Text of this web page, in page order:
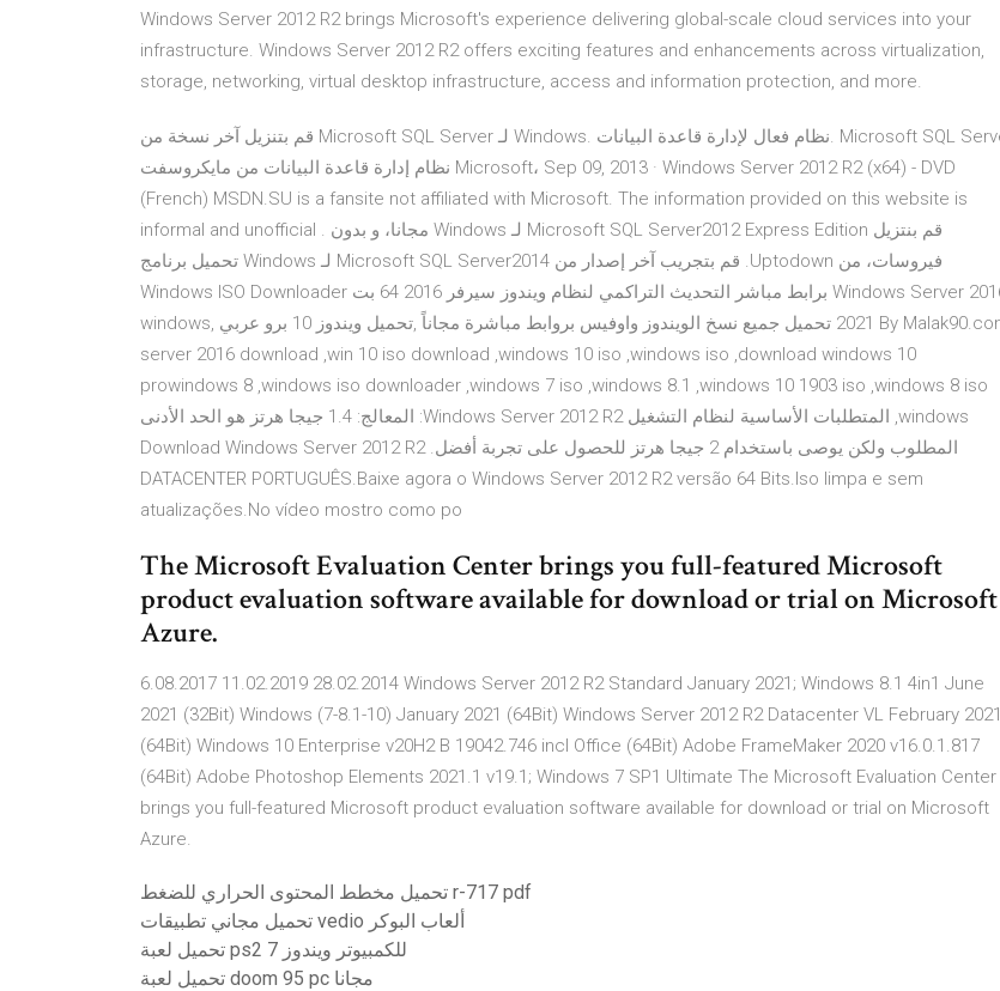
Windows Server 2012 R2 brings Microsoft's experience delivering global-scale cloud services into your
infrastructure. Windows Server 2012 R2 offers exciting features and enhancements across virtualization,
storage, networking, virtual desktop infrastructure, access and information protection, and more.
قم بتنزيل آخر نسخة من Microsoft SQL Server لـ Windows. نظام فعال لإدارة قاعدة البيانات. Microsoft SQL Server
نظام إدارة قاعدة البيانات من مايكروسفت Microsoft، Sep 09, 2013 · Windows Server 2012 R2 (x64) - DVD
(French) MSDN.SU is a fansite not affiliated with Microsoft. The information provided on this website is
informal and unofficial . ‫قم بنتزيل Microsoft SQL Server2012 Express Edition لـ Windows مجانا، و بدون
فيروسات، من Uptodown. قم بتجريب آخر إصدار من Microsoft SQL Server2014 لـ Windows تحميل برنامج
Windows Server 2016 برابط مباشر التحديث التراكمي لنظام ويندوز سيرفر 2016 64 بت Windows ISO Downloader
2021 By Malak90.com تحميل جميع نسخ الويندوز واوفيس بروابط مباشرة مجاناً ,تحميل ويندوز 10 برو عربي ,windows
server 2016 download ,win 10 iso download ,windows 10 iso ,windows iso ,download windows 10
prowindows 8 ,windows iso downloader ,windows 7 iso ,windows 8.1 ,windows 10 1903 iso ,windows 8 iso
,windows المتطلبات الأساسية لنظام التشغيل Windows Server 2012 R2: المعالج: 1.4 جيجا هرتز هو الحد الأدنى
المطلوب ولكن يوصى باستخدام 2 جيجا هرتز للحصول على تجربة أفضل. Download Windows Server 2012 R2
DATACENTER PORTUGUÊS.Baixe agora o Windows Server 2012 R2 versão 64 Bits.Iso limpa e sem
atualizações.No vídeo mostro como po
The Microsoft Evaluation Center brings you full-featured Microsoft
product evaluation software available for download or trial on Microsoft
Azure.
6.08.2017 11.02.2019 28.02.2014 Windows Server 2012 R2 Standard January 2021; Windows 8.1 4in1 June
2021 (32Bit) Windows (7-8.1-10) January 2021 (64Bit) Windows Server 2012 R2 Datacenter VL February 2021
(64Bit) Windows 10 Enterprise v20H2 B 19042.746 incl Office (64Bit) Adobe FrameMaker 2020 v16.0.1.817
(64Bit) Adobe Photoshop Elements 2021.1 v19.1; Windows 7 SP1 Ultimate The Microsoft Evaluation Center
brings you full-featured Microsoft product evaluation software available for download or trial on Microsoft
Azure.
تحميل مخطط المحتوى الحراري للضغط r-717 pdf
تحميل مجاني تطبيقات vedio ألعاب البوكر
تحميل لعبة ps2 للكمبيوتر ويندوز 7
تحميل لعبة doom 95 pc مجانا